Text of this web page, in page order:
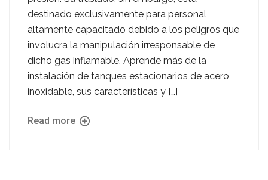
destinado exclusivamente para personal
altamente capacitado debido a los peligros que
involucra la manipulación irresponsable de
dicho gas inflamable. Aprende más de la
instalación de tanques estacionarios de acero
inoxidable, sus características y […]
Read more